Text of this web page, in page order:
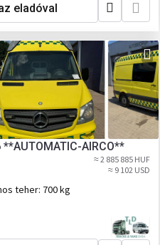
eladóval
AIRCO**
≈ 2 885 885 HUF
≈ 9 102 USD
teher: 700 kg